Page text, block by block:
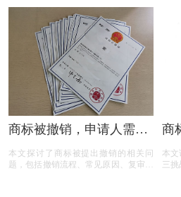
上内容能帮助大家更好地理解这两个概
念，从而在商标相关事务中避免不必要
的损失和麻烦。
标
位
商
将
商
商标被撤销，申请人需担
本文探讨了商标被提出撤销的相关问
题，包括撤销流程、常见原因、复审与
商
本文
三挑